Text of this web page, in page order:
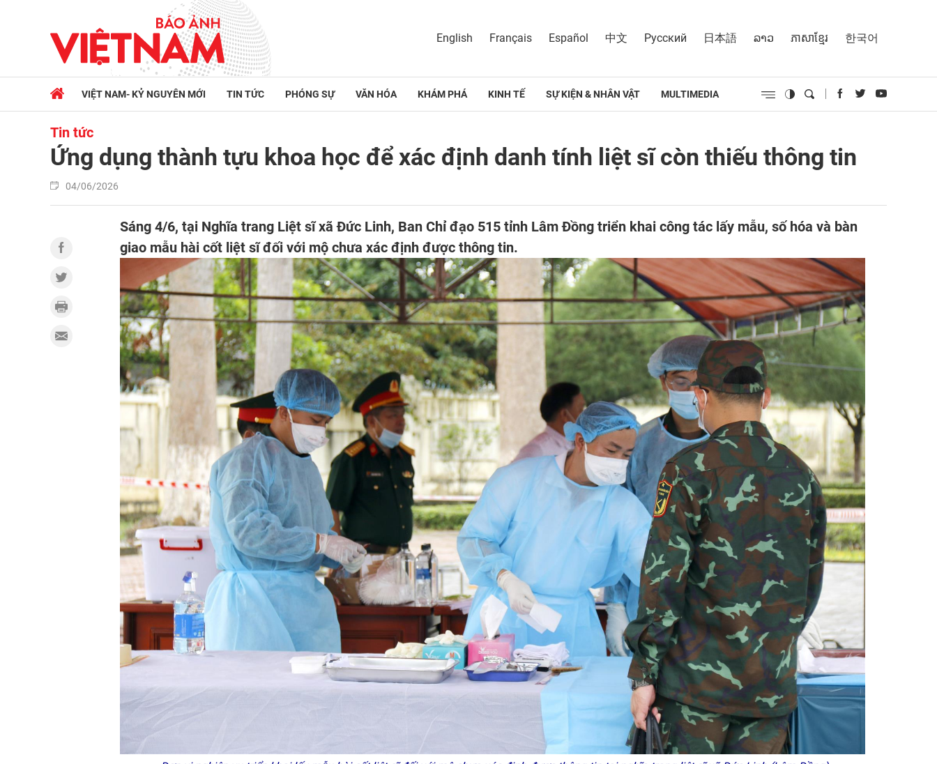
English Français Español 中文 Русский 日本語 ລາວ ភាសាខ្មែរ 한국어
VIỆT NAM- KỶ NGUYÊN MỚI TIN TỨC PHÓNG SỰ VĂN HÓA KHÁM PHÁ KINH TẾ SỰ KIỆN & NHÂN VẬT MULTIMEDIA
Tin tức
Ứng dụng thành tựu khoa học để xác định danh tính liệt sĩ còn thiếu thông tin
04/06/2026
Sáng 4/6, tại Nghĩa trang Liệt sĩ xã Đức Linh, Ban Chỉ đạo 515 tỉnh Lâm Đồng triển khai công tác lấy mẫu, số hóa và bàn
giao mẫu hài cốt liệt sĩ đối với mộ chưa xác định được thông tin.